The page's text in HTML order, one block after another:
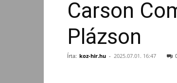
Carson
Plázson
Írta: koz-hir.hu - 2025.07.01. 16:47